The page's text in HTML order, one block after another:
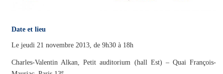
Date et lieu
Le jeudi 21 novembre 2013, de 9h30 à 18h
Charles-Valentin Alkan, Petit auditorium (hall Est) – Quai François-
e